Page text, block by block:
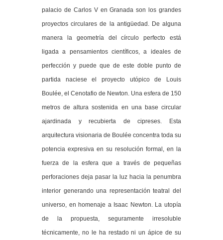
palacio de Carlos V en Granada son los grandes
proyectos circulares de la antigüedad. De alguna
manera la geometría del círculo perfecto está
ligada a pensamientos científicos, a ideales de
perfección y puede que de este doble punto de
partida naciese el proyecto utópico de Louis
Boulée, el Cenotafio de Newton. Una esfera de 150
metros de altura sostenida en una base circular
ajardinada y recubierta de cipreses. Esta
arquitectura visionaria de Boulée concentra toda su
potencia expresiva en su resolución formal, en la
fuerza de la esfera que a través de pequeñas
perforaciones deja pasar la luz hacia la penumbra
interior generando una representación teatral del
universo, en homenaje a Isaac Newton. La utopía
de la propuesta, seguramente irresoluble
técnicamente, no le ha restado ni un ápice de su